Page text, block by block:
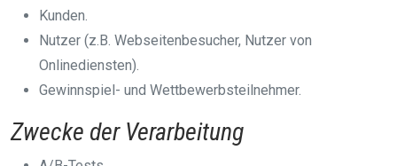
Kunden.
Nutzer (z.B. Webseitenbesucher, Nutzer von
Onlinediensten).
Gewinnspiel- und Wettbewerbsteilnehmer.
Zwecke der Verarbeitung